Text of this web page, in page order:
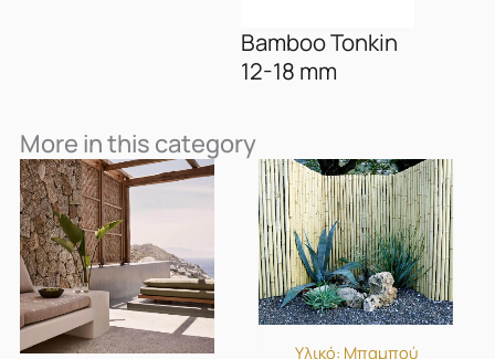
Bamboo Tonkin
12-18 mm
More in this category
Υλικό: Μπαμπού